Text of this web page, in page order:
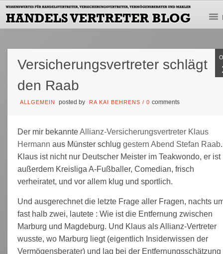
Versicherungsvertreter schlägt
den Raab
ALLGEMEIN posted by RA KAI BEHRENS /0comments
Der mir bekannteAllianz-Versicherungsvertreter Klaus
Hermann aus Münster schluggestern Abend Stefan Raab.
Klaus ist nicht nur Deutscher Meister im Teakwondo, er ist
außerdem Kreisliga A-Fußballer, Comedian, frisch
verheiratet, und vor allem klug und sportlich.
Und ausgerechnet die letzte Frage aller Fragen, nachts
fast halb zwei, lautete : Wie ist die Entfernung zwischen
Marburg und Magdeburg. Und Klaus als Allianz-Vertreter
wusste, wo Marburg liegt (eigentlich Insiderwissen der
Vermögensberater) und lag bei der Entfernungsschätzung